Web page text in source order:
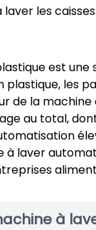
laver les
est
les
de la
au total,
laver
à